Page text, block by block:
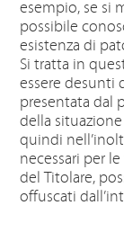
esempio, se si
possibile
esistenza di
Si tratta in
essere desunti
presentata dal
della
quindi
necessari per
del Titolare,
offuscati